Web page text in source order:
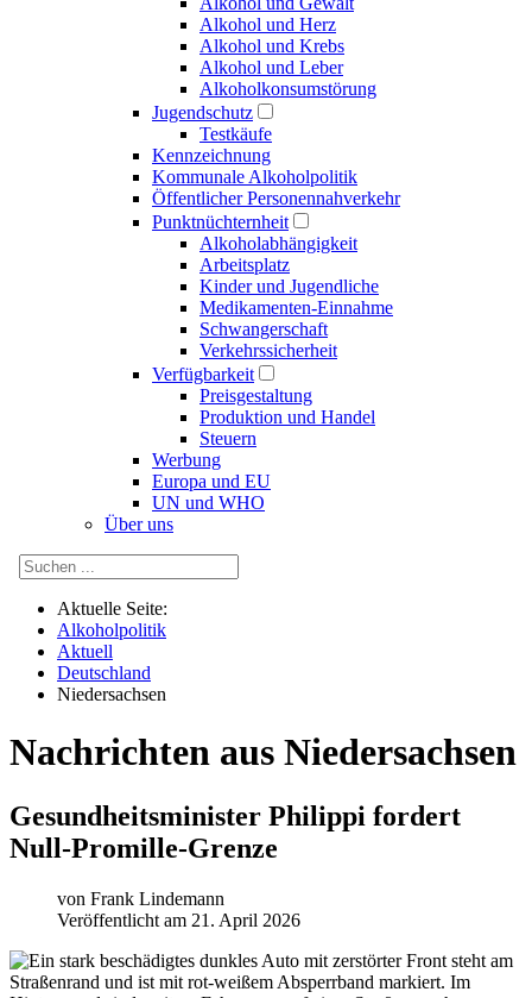
Alkohol und Herz
Alkohol und Krebs
Alkohol und Leber
Alkoholkonsumstörung
Jugendschutz
Testkäufe
Kennzeichnung
Kommunale Alkoholpolitik
Öffentlicher Personennahverkehr
Punktnüchternheit
Alkoholabhängigkeit
Arbeitsplatz
Kinder und Jugendliche
Medikamenten-Einnahme
Schwangerschaft
Verkehrssicherheit
Verfügbarkeit
Preisgestaltung
Produktion und Handel
Steuern
Werbung
Europa und EU
UN und WHO
Über uns
Aktuelle Seite:
Alkoholpolitik
Aktuell
Deutschland
Niedersachsen
Nachrichten aus Niedersachsen
Gesundheitsminister Philippi fordert
Null-Promille-Grenze
von Frank Lindemann
Veröffentlicht am 21. April 2026